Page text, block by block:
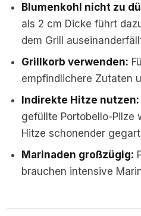
Blumenkohl nicht zu
als 2 cm Dicke führt
dem Grill
Grillkorb verwenden:
empfindlichere Zutaten
Indirekte Hitze nutzen:
gefüllte Portobello-Pilze
Hitze schonender
Marinaden großzügig:
brauchen intensive